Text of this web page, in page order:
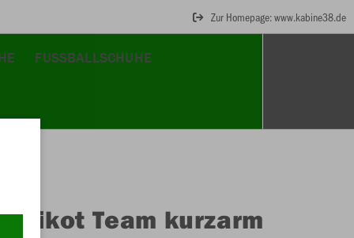
Zur Homepage: www.kabine38.de
FUSSBALLSCHUHE
Trikot Team kurzarm